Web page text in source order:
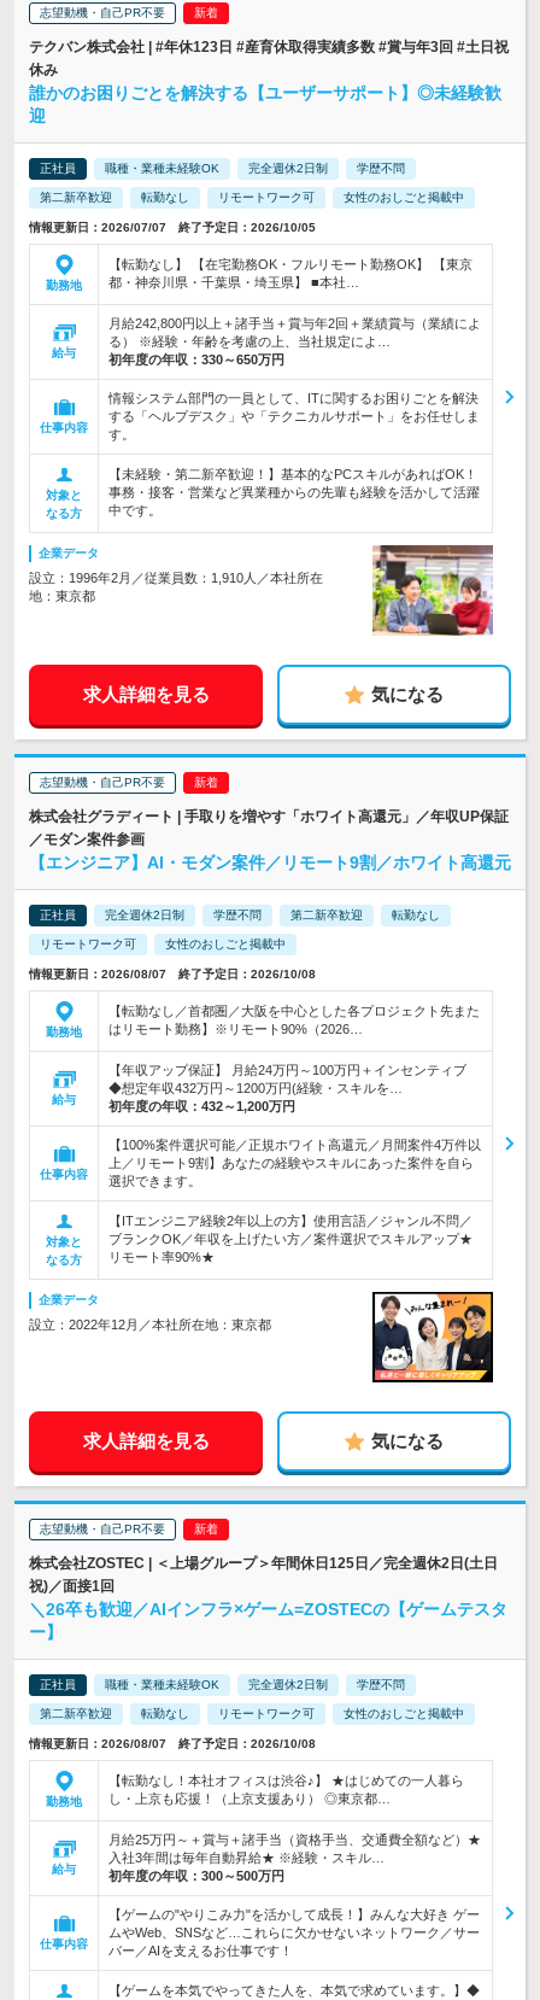
志望動機・自己PR不要
テクバン株式会社 | #年休123日 #産育休取得実績多数 #賞与年3回 #土日祝
休み
誰かのお困りごとを解決する【ユーザーサポート】◎未経験歓
迎
正社員 職種・業種未経験OK 完全週休2日制 学歴不問
第二新卒歓迎 転勤なし リモートワーク可 女性のおしごと掲載中
情報更新日：2026/07/07 終了予定日：2026/10/05
勤務地
【転勤なし】 【在宅勤務OK・フルリモート勤務OK】 【東京
都・神奈川県・千葉県・埼玉県】 ■本社…
給与
月給242,800円以上＋諸手当＋賞与年2回＋業績賞与（業績によ
る） ※経験・年齢を考慮の上、当社規定によ…
初年度の年収： 330～650万円
仕事内容
情報システム部門の一員として、ITに関するお困りごとを解決
する「ヘルプデスク」や「テクニカルサポート」をお任せしま
す。
対象と
なる方
【未経験・第二新卒歓迎！】基本的なPCスキルがあればOK！
事務・接客・営業など異業種からの先輩も経験を活かして活躍
中です。
企業データ
設立：1996年2月／従業員数：1,910人／本社所在
地：東京都
求人詳細を見る 気になる
志望動機・自己PR不要
株式会社グラディート | 手取りを増やす「ホワイト高還元」／年収UP保証
／モダン案件参画
【エンジニア】AI・モダン案件／リモート9割／ホワイト高還元
正社員 完全週休2日制 学歴不問 第二新卒歓迎 転勤なし
リモートワーク可 女性のおしごと掲載中
情報更新日：2026/08/07 終了予定日：2026/10/08
勤務地
【転勤なし／首都圏／大阪を中心とした各プロジェクト先また
はリモート勤務】※リモート90%（2026…
給与
【年収アップ保証】 月給24万円～100万円＋インセンティブ
◆想定年収432万円～1200万円(経験・スキルを…
初年度の年収： 432～1,200万円
仕事内容
【100%案件選択可能／正規ホワイト高還元／月間案件4万件以
上／リモート9割】あなたの経験やスキルにあった案件を自ら
選択できます。
対象と
なる方
【ITエンジニア経験2年以上の方】使用言語／ジャンル不問／
ブランクOK／年収を上げたい方／案件選択でスキルアップ★
リモート率90%★
企業データ
設立：2022年12月／本社所在地：東京都
求人詳細を見る 気になる
志望動機・自己PR不要
株式会社ZOSTEC | ＜上場グループ＞年間休日125日／完全週休2日(土日
祝)／面接1回
＼26卒も歓迎／AIインフラ×ゲーム=ZOSTECの【ゲームテスタ
ー】
正社員 職種・業種未経験OK 完全週休2日制 学歴不問
第二新卒歓迎 転勤なし リモートワーク可 女性のおしごと掲載中
情報更新日：2026/08/07 終了予定日：2026/10/08
勤務地
【転勤なし！本社オフィスは渋谷♪】 ★はじめての一人暮ら
し・上京も応援！（上京支援あり） ◎東京都…
給与
月給25万円～＋賞与＋諸手当（資格手当、交通費全額など）★
入社3年間は毎年自動昇給★ ※経験・スキル…
初年度の年収： 300～500万円
仕事内容
【ゲームの"やりこみ力"を活かして成長！】みんな大好き ゲー
ムやWeb、SNSなど…これらに欠かせないネットワーク／サー
バー／AIを支えるお仕事です！
【ゲームを本気でやってきた人を、本気で求めています。】◆